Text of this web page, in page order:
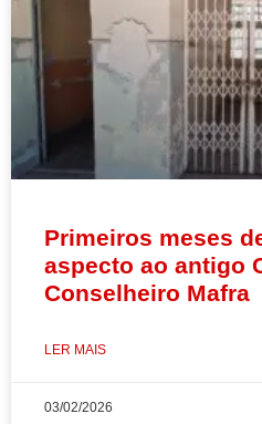
Primeiros meses
aspecto ao antigo
Conselheiro Mafra
LER MAIS
03/02/2026